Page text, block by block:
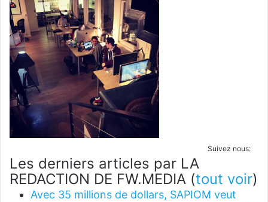
Suivez nous:
Les derniers articles par LA
REDACTION DE FW.MEDIA (tout voir)
Avec 35 millions de dollars, SAPIOM veut